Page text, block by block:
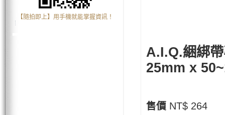
A.I.Q.綑綁
25mm x
售價 NT$ 264
【隨拍即上】用手機就能掌握資訊！